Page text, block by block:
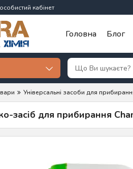
особистий кабінет
Головна Блог
Універсальні засоби для
засіб для прибирання